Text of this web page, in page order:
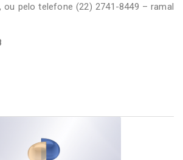
ou pelo telefone (22) 2741-8449 – ramal